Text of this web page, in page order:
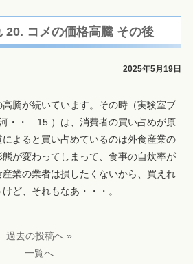
20. コメの価格高騰 その後
2025年5月19日
騰が続いています。その時（実験室ブ
・ 15.）は、消費者の買い占めが原
よると買い占めているのは外食産業の
が変わってしまって、食事の自炊率が
業の業者は損したくないから、買えれ
ど、それもなあ・・・。
過去の投稿へ »
一覧へ